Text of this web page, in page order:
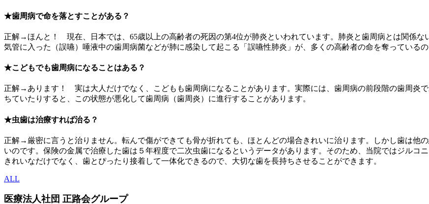
★歯周病で命を落とすことがある？
正解→ほんと！ 現在、日本では、65歳以上の高齢者の死因の第4位が肺炎といわれています。肺炎と歯周病とは関係な
気管に入った（誤嚥）唾液中の歯周病菌などが肺に感染して起こる「誤嚥性肺炎」が、多くの高齢者の命を奪っている
★こどもでも歯周病になることはある？
正解→あります！ 実は大人だけでなく、こどもも歯周病になることがあります。実際には、歯周病の前段階の歯周炎
ちていたりすると、この状態が悪化して歯周病（歯周炎）に進行することがあります。
★虫歯は治療すれば治る？
正解→厳密に言うと治りません。転んで傷ができても骨が折れても、ほとんどの場合きれいに治ります。しかし歯は他
いのです。保険の金属で治療した歯は５年程度で二次虫歯になるというデータがあります。そのため、当院ではジルコ
きれいなだけでなく、歯とぴったり接着して一体化できるので、大切な歯を長持ちさせることができます。
ALL
医療法人社団 正路会グループ